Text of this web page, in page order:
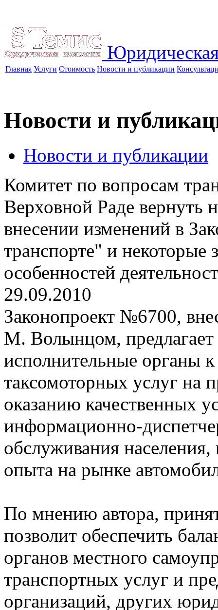
Главная Услуги Стоимость Новости и публикации
Новости и
Новости и публикации
Комитет по вопросам
Верховной Раде вернуть
внесении изменений в
транспорте" и
особенностей
29.09.2010
Законопроект №6700,
М. Волынцом, предлагает
исполнительные органы
таксомоторных услуг на
оказанию качественных
информационно-
обслуживания
опыта на рынке
По мнению автора,
позволит обеспечить
органов местного
транспортных услуг и
организаций, других